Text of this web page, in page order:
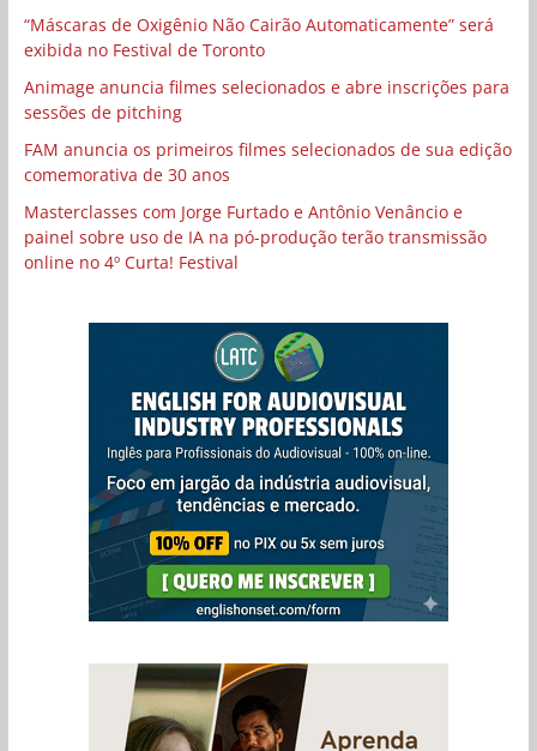
“Máscaras de Oxigênio Não Cairão Automaticamente” será
exibida no Festival de Toronto
Animage anuncia filmes selecionados e abre inscrições para
sessões de pitching
FAM anuncia os primeiros filmes selecionados de sua edição
comemorativa de 30 anos
Masterclasses com Jorge Furtado e Antônio Venâncio e
painel sobre uso de IA na pó-produção terão transmissão
online no 4º Curta! Festival